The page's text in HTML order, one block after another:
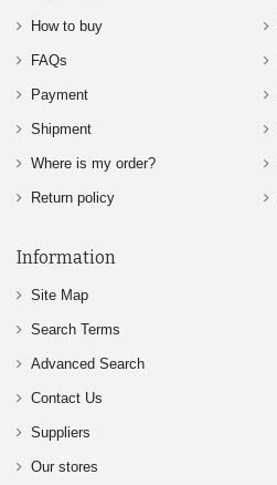
How to buy
FAQs
Payment
Shipment
Where is my order?
Return policy
Information
Site Map
Search Terms
Advanced Search
Contact Us
Suppliers
Our stores